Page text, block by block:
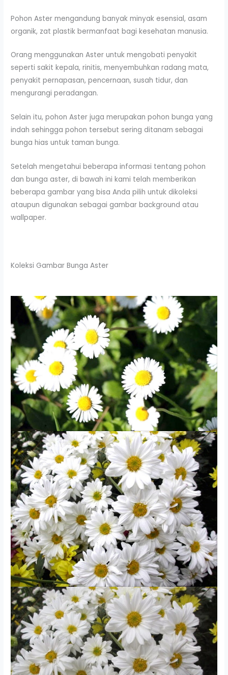
Pohon Aster mengandung banyak minyak esensial, asam
organik, zat plastik bermanfaat bagi kesehatan manusia.
Orang menggunakan Aster untuk mengobati penyakit
seperti sakit kepala, rinitis, menyembuhkan radang mata,
penyakit pernapasan, pencernaan, susah tidur, dan
mengurangi peradangan.
Selain itu, pohon Aster juga merupakan pohon bunga yang
indah sehingga pohon tersebut sering ditanam sebagai
bunga hias untuk taman bunga.
Setelah mengetahui beberapa informasi tentang pohon
dan bunga aster, di bawah ini kami telah memberikan
beberapa gambar yang bisa Anda pilih untuk dikoleksi
ataupun digunakan sebagai gambar background atau
wallpaper.
Koleksi Gambar Bunga Aster